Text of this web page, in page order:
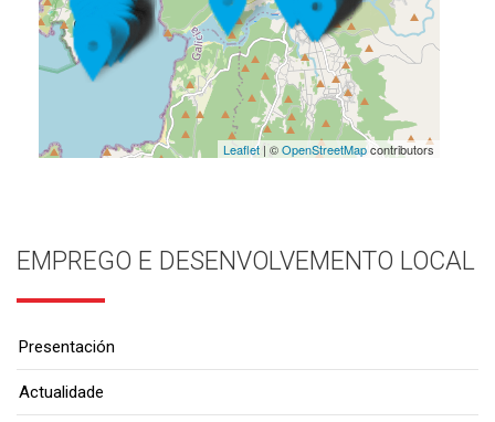
Leaflet| ©OpenStreetMapcontributors
EMPREGO E DESENVOLVEMENTO LOCAL
Presentación
Actualidade